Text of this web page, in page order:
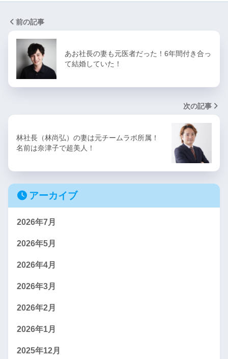
前の記事
あお社長の妻も元医者だった！6年間付き合っ
て結婚していた！
次の記事
林社長（林尚弘）の妻は元チームラボ所属！
名前は奈津子で超美人！
アーカイブ
2026年7月
2026年5月
2026年4月
2026年3月
2026年2月
2026年1月
2025年12月